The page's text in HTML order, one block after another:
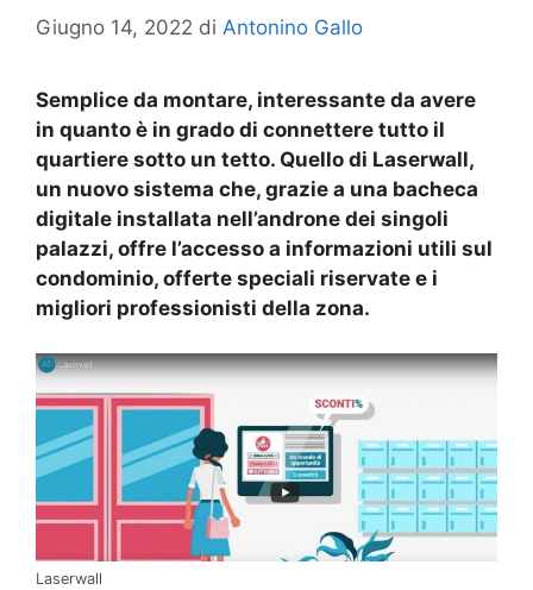
Giugno 14, 2022 di Antonino Gallo
Semplice da montare, interessante da avere
in quanto è in grado di connettere tutto il
quartiere sotto un tetto. Quello di Laserwall,
un nuovo sistema che, grazie a una bacheca
digitale installata nell’androne dei singoli
palazzi, offre l’accesso a informazioni utili sul
condominio, offerte speciali riservate e i
migliori professionisti della zona.
Laserwall